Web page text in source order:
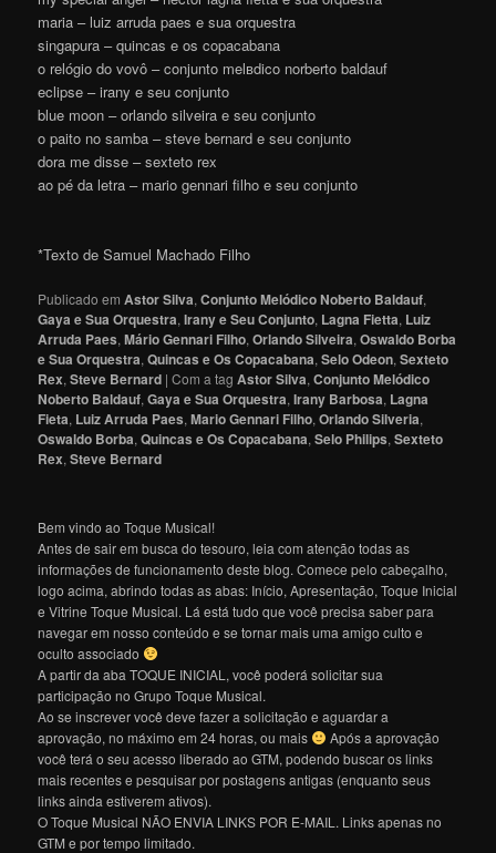
maria – luiz arruda paes e sua orquestra
singapura – quincas e os copacabana
o relógio do vovô – conjunto melвdico norberto baldauf
eclipse – irany e seu conjunto
blue moon – orlando silveira e seu conjunto
o paito no samba – steve bernard e seu conjunto
dora me disse – sexteto rex
ao pé da letra – mаrio gennari filho e seu conjunto
*Texto de Samuel Machado Filho
Publicado em Astor Silva,Conjunto Melódico Noberto Baldauf,
Gaya e Sua Orquestra,Irany e Seu Conjunto, Lagna Fietta, Luiz
Arruda Paes,Mário Gennari Filho,Orlando Silveira,Oswaldo Borba
e Sua Orquestra,Quincas e Os Copacabana,Selo Odeon,Sexteto
Rex,Steve Bernard |Com a tagAstor Silva,Conjunto Melódico
Noberto Baldauf,Gaya e Sua Orquestra,Irany Barbosa, Lagna
Fieta, Luiz Arruda Paes,Mario Gennari Filho,Orlando Silveria,
Oswaldo Borba,Quincas e Os Copacabana,Selo Philips,Sexteto
Rex,Steve Bernard
Bem vindo ao Toque Musical!
Antes de sair em busca do tesouro, leia com atenção todas as
informações de funcionamento deste blog. Comece pelo cabeçalho,
logo acima, abrindo todas as abas: Início, Apresentação, Toque Inicial
e Vitrine Toque Musical. Lá está tudo que você precisa saber para
navegar em nosso conteúdo e se tornar mais uma amigo culto e
oculto associado
A partir da aba TOQUE INICIAL, você poderá solicitar sua
participação no Grupo Toque Musical.
Ao se inscrever você deve fazer a solicitação e aguardar a
aprovação, no máximo em 24 horas, ou mais
Após a aprovação
você terá o seu acesso liberado ao GTM, podendo buscar os links
mais recentes e pesquisar por postagens antigas (enquanto seus
links ainda estiverem ativos).
O Toque Musical NÃO ENVIA LINKS POR E-MAIL. Links apenas no
GTM e por tempo limitado.